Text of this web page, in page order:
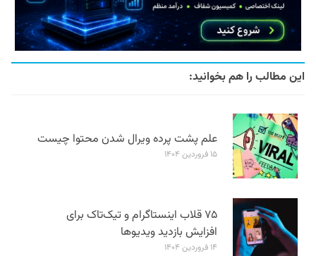
این مطالب را هم بخوانید:
علم پشت پرده ویرال شدن محتوا چیست
۱۵ فروردین ۱۴۰۴
۷۵ قلاب اینستاگرام و تیک‌تاک برای
افزایش بازدید ویدیوها
۱۴ فروردین ۱۴۰۴